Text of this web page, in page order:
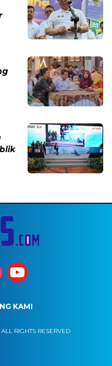
KAMI
RIGHTS RESERVED